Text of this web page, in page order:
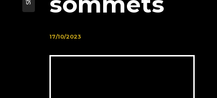
17/10/2023